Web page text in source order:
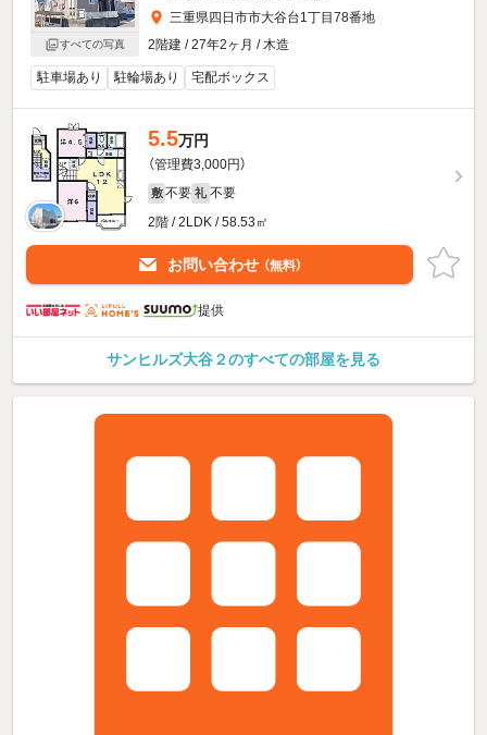
すべての写真
三重県四日市市大谷台1丁目78番地
2階建 / 27年2ヶ月 / 木造
駐車場あり 駐輪場あり 宅配ボックス
5.5万円
（管理費3,000円）
敷 不要 礼 不要
2階 / 2LDK / 58.53㎡
お問い合わせ （無料）
提供
サンヒルズ大谷２のすべての部屋を見る